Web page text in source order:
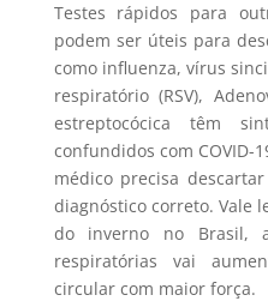
Testes rápidos para
podem ser úteis para
como influenza, vírus
respiratório (RSV),
estreptocócica têm
confundidos com COVID-
médico precisa
diagnóstico correto. Vale
do inverno no Brasil,
respiratórias vai
circular com maior força.